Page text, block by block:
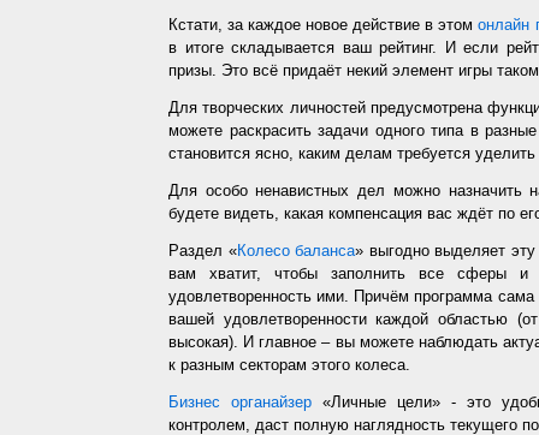
Кстати, за каждое новое действие в этомонлайн
в итоге складывается ваш рейтинг. И если
призы. Это всё придаёт некий элемент игры
Для творческих личностей предусмотрена
можете раскрасить задачи одного типа в
становится ясно, каким делам требуется
Для особо ненавистных дел можно назначить
будете видеть, какая компенсация вас ждёт по
Раздел «Колесо баланса» выгодно выделяет
вам хватит, чтобы заполнить все сферы и
удовлетворенность ими. Причём программа
вашей удовлетворенности каждой областью
высокая). И главное – вы можете наблюдать
к разным секторам этого колеса.
Бизнес органайзер «Личные цели» - это
контролем, даст полную наглядность текущего